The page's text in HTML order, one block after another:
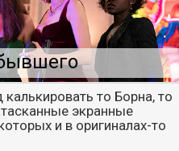
то Борна, то
экранные
и в оригиналах-то